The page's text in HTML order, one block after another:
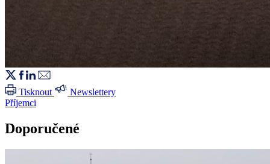
Tisknout
Newslettery
Příjemci
Doporučené